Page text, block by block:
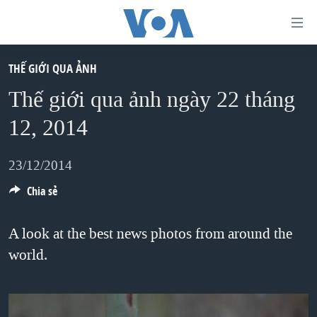
dẫn
truy
cập
Tới
dung
chính
điều
hướng
Đi
TRANG CHỦ
VIỆT NAM
HOA KỲ
DIỄN ĐÀN
MỤC
CHIẾN TRANH THƯƠNG MẠI CỦA MỸ: QUÁ KHỨ VÀ HIỆN
THẾ GIỚI QUA ẢNH
Thế giới qua ảnh ngày 22 tháng
12, 2014
23/12/2014
A look at the best news photos from around the
world.
Chia sẻ